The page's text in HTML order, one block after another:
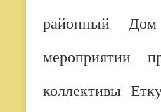
районный
мероприятии
коллективы